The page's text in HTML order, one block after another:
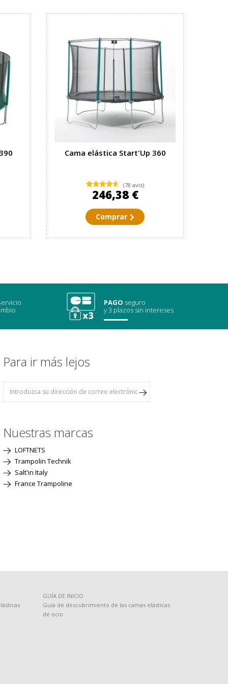
Cama elástica Start'Up 360
(78 avis)
246,38 €
Comprar
PAGO seguro
y 3 plazos sin intereses
Para ir más lejos
Nuestras marcas
LOFTNETS
Trampolin Technik
Salt'in Italy
France Trampoline
GUÍA DE INICIO
Guía de descubrimiento de las camas elásticas
de ocio